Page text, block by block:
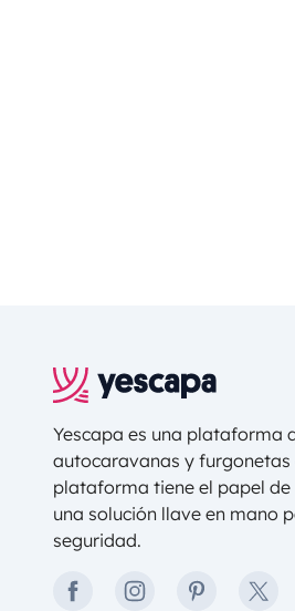
Yescapa es una plataforma
autocaravanas y
plataforma tiene el papel
una solución llave en mano
seguridad.
facebookinstagrampinteresttwitter